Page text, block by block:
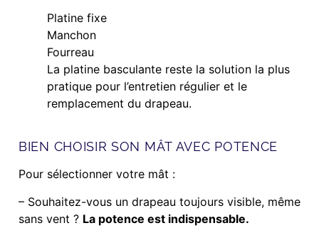
Platine fixe
Manchon
Fourreau
La platine basculante reste la solution la plus
pratique pour l’entretien régulier et le
remplacement du drapeau.
BIEN CHOISIR SON MÂT AVEC POTENCE
Pour sélectionner votre mât :
– Souhaitez-vous un drapeau toujours visible, même
sans vent ? La potence est indispensable.